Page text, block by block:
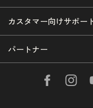
カスタマー向けサポー
パートナー